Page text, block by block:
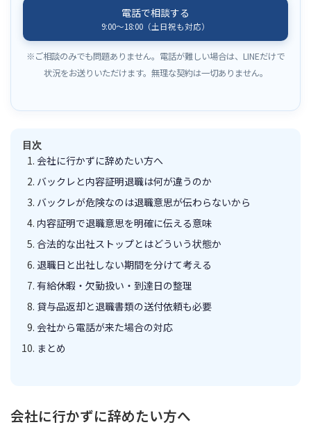
電話で相談する
9:00〜18:00（土日祝も対応）
※ご相談のみでも問題ありません。電話が難しい場合は、LINEだけで
状況をお送りいただけます。無理な契約は一切ありません。
目次
会社に行かずに辞めたい方へ
バックレと内容証明退職は何が違うのか
バックレが危険なのは退職意思が伝わらないから
内容証明で退職意思を明確に伝える意味
合法的な出社ストップとはどういう状態か
退職日と出社しない期間を分けて考える
有給休暇・欠勤扱い・到達日の整理
貸与品返却と退職書類の送付依頼も必要
会社から電話が来た場合の対応
まとめ
会社に行かずに辞めたい方へ